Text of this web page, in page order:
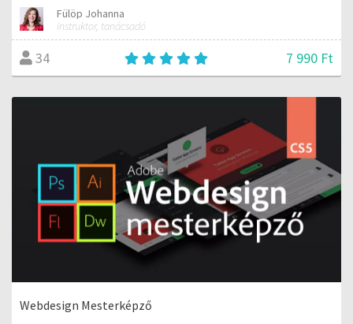
Fülöp Johanna
instruktor, tanácsadó
34 7 990 Ft
Webdesign Mesterképző